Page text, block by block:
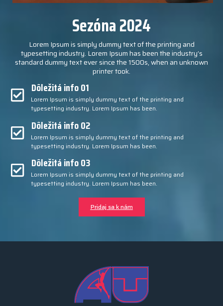
Sezóna 2024
Lorem Ipsum is simply dummy text of the printing and
typesetting industry. Lorem Ipsum has been the industry’s
standard dummy text ever since the 1500s, when an unknown
printer took.
Dôležitá info 01
Lorem Ipsum is simply dummy text of the printing and
typesetting industry. Lorem Ipsum has been.
Dôležitá info 02
Lorem Ipsum is simply dummy text of the printing and
typesetting industry. Lorem Ipsum has been.
Dôležitá info 03
Lorem Ipsum is simply dummy text of the printing and
typesetting industry. Lorem Ipsum has been.
Pridaj sa k nám